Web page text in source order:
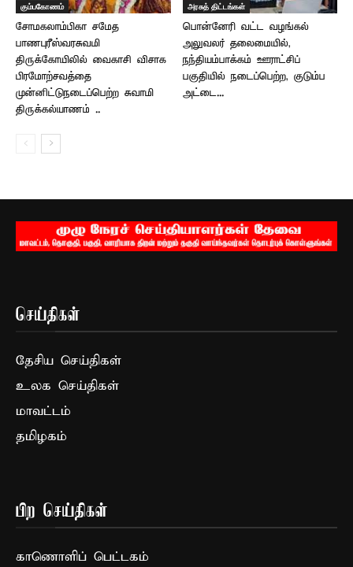
கும்பகோணம்
சோமகலாம்பிகா சமேத
பாணபுரீஸ்வரசுவமி
திருக்கோயிலில் வைகாசி விசாக
பிரமோற்சவத்தை
முன்னிட்டுநடைப்பெற்ற சுவாமி
திருக்கல்யாணம் ..
அரசுத் திட்டங்கள்
பொன்னேரி வட்ட வழங்கல்
அலுவலர் தலைமையில்,
நந்தியம்பாக்கம் ஊராட்சிப்
பகுதியில் நடைப்பெற்ற, குடும்ப
அட்டை...
செய்திகள்
தேசிய செய்திகள்
உலக செய்திகள்
மாவட்டம்
தமிழகம்
பிற செய்திகள்
காணொளிப் பெட்டகம்